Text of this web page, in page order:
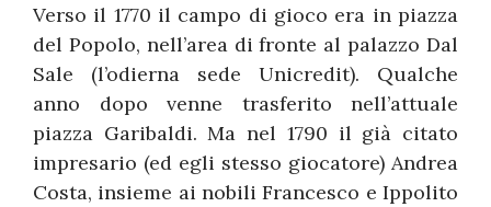
Verso il 1770 il campo di gioco era in piazza
del Popolo, nell’area di fronte al palazzo Dal
Sale (l’odierna sede Unicredit). Qualche
anno dopo venne trasferito nell’attuale
piazza Garibaldi. Ma nel 1790 il già citato
impresario (ed egli stesso giocatore) Andrea
Costa, insieme ai nobili Francesco e Ippolito